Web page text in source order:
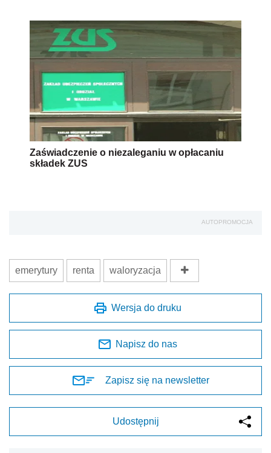
Zaświadczenie o niezaleganiu w opłacaniu
składek ZUS
AUTOPROMOCJA
emerytury renta waloryzacja
Wersja do druku
Napisz do nas
Zapisz się na newsletter
Udostępnij